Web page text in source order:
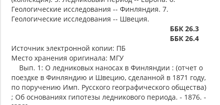
Геологические исследования -- Финляндия. 7.
Геологические исследования -- Швеция.
ББК 26.3
ББК 26.4
Источник электронной копии: ПБ
Место хранения оригинала: МГУ
Вып. 1: О ледниковых наносах в Финляндии : (отчет о
поездке в Финляндию и Швецию, сделанной в 1871 году,
по поручению Имп. Русского географического общества)
; Об основаниях гипотезы ледникового периода. - 1876. -